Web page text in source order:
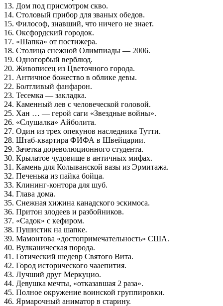
13. Дом под присмотром скво.
14. Столовый прибор для званых обедов.
15. Философ, знавший, что ничего не знает.
16. Оксфордский городок.
17. «Шапка» от постижера.
18. Столица снежной Олимпиады — 2006.
19. Одногорбый верблюд.
20. Живописец из Цветочного города.
21. Античное божество в облике девы.
22. Болтливый фанфарон.
23. Тесемка — закладка.
24. Каменный лев с человеческой головой.
25. Хан … — герой саги «Звездные войны».
26. «Слушалка» Айболита.
27. Один из трех опекунов наследника Тутти.
28. Штаб-квартира ФИФА в Швейцарии.
29. Зачетка дореволюционного студента.
30. Крылатое чудовище в античных мифах.
31. Камень для Колыванской вазы из Эрмитажа.
32. Печенька из пайка бойца.
33. Клининг-контора для шуб.
34. Глава дома.
35. Снежная хижина канадского эскимоса.
36. Притон злодеев и разбойников.
37. «Садок» с кефиром.
38. Пушистик на шапке.
39. Мамонтова «достопримечательность» США.
40. Вулканическая порода.
41. Готический шедевр Святого Вита.
42. Город исторического чааепития.
43. Лучший друг Меркуцио.
44. Девушка мечты, «отказавшая 2 раза».
45. Полное окружение воинской группировки.
46. Ярмарочный аниматор в старину.